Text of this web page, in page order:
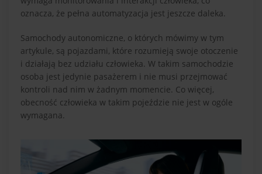
oznacza, że pełna automatyzacja jest jeszcze daleka.
Samochody autonomiczne, o których mówimy w tym
artykule, są pojazdami, które rozumieją swoje otoczenie
i działają bez udziału człowieka. W takim samochodzie
osoba jest jedynie pasażerem i nie musi przejmować
kontroli nad nim w żadnym momencie. Co więcej,
obecność człowieka w takim pojeździe nie jest w ogóle
wymagana.